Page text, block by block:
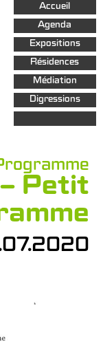
Aller au
contenu
principal
Accueil
Agenda
Expositions
Résidences
Médiation
Digressions
Petit